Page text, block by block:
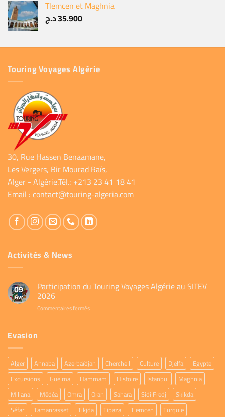
Tlemcen et Maghnia
35.900د.ج
Touring Voyages Algérie
30, Rue Hassen Benaamane,
Les Vergers, Bir Mourad Raïs,
Alger - Algérie.Tél.: +213 23 41 18 41
Email :contact@touring-algeria.com
Activités & News
09
Avr
Participation du Touring Voyages Algérie au SITEV
2026
Commentaires ferméssur
au
SITEV
2026
Evasion
Alger Annaba Azerbaïdjan Cherchell Culture Djelfa
Egypte
Excursions
Guelma Hammam Histoire Istanbul
Maghnia
Miliana
Médéa Omra Oran Sahara Sidi Fredj
Skikda
Séfar
Tamanrasset Tikjda Tipaza Tlemcen Turquie